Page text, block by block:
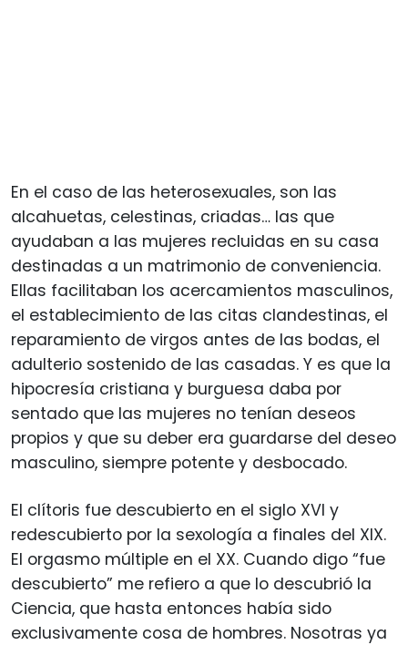
En el caso de las heterosexuales, son las
alcahuetas, celestinas, criadas… las que
ayudaban a las mujeres recluidas en su casa
destinadas a un matrimonio de conveniencia.
Ellas facilitaban los acercamientos masculinos,
el establecimiento de las citas clandestinas, el
reparamiento de virgos antes de las bodas, el
adulterio sostenido de las casadas. Y es que la
hipocresía cristiana y burguesa daba por
sentado que las mujeres no tenían deseos
propios y que su deber era guardarse del deseo
masculino, siempre potente y desbocado.
El clítoris fue descubierto en el siglo XVI y
redescubierto por la sexología a finales del XIX.
El orgasmo múltiple en el XX. Cuando digo “fue
descubierto” me refiero a que lo descubrió la
Ciencia, que hasta entonces había sido
exclusivamente cosa de hombres. Nosotras ya